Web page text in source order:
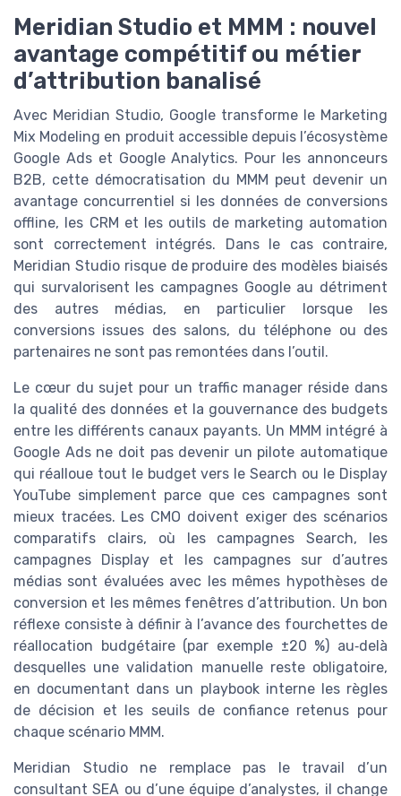
Meridian Studio et MMM : nouvel
avantage compétitif ou métier
d’attribution banalisé
Avec Meridian Studio, Google transforme le Marketing
Mix Modeling en produit accessible depuis l’écosystème
Google Ads et Google Analytics. Pour les annonceurs
B2B, cette démocratisation du MMM peut devenir un
avantage concurrentiel si les données de conversions
offline, les CRM et les outils de marketing automation
sont correctement intégrés. Dans le cas contraire,
Meridian Studio risque de produire des modèles biaisés
qui survalorisent les campagnes Google au détriment
des autres médias, en particulier lorsque les
conversions issues des salons, du téléphone ou des
partenaires ne sont pas remontées dans l’outil.
Le cœur du sujet pour un traffic manager réside dans
la qualité des données et la gouvernance des budgets
entre les différents canaux payants. Un MMM intégré à
Google Ads ne doit pas devenir un pilote automatique
qui réalloue tout le budget vers le Search ou le Display
YouTube simplement parce que ces campagnes sont
mieux tracées. Les CMO doivent exiger des scénarios
comparatifs clairs, où les campagnes Search, les
campagnes Display et les campagnes sur d’autres
médias sont évaluées avec les mêmes hypothèses de
conversion et les mêmes fenêtres d’attribution. Un bon
réflexe consiste à définir à l’avance des fourchettes de
réallocation budgétaire (par exemple ±20 %) au‑delà
desquelles une validation manuelle reste obligatoire,
en documentant dans un playbook interne les règles
de décision et les seuils de confiance retenus pour
chaque scénario MMM.
Meridian Studio ne remplace pas le travail d’un
consultant SEA ou d’une équipe d’analystes, il change